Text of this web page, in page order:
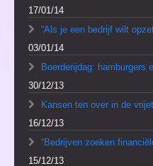
17/01/14
“Als je een bedrijf wilt
03/01/14
Boerderijdag: hamburgers
30/12/13
Kansen ten over in de
16/12/13
“Bedrijven zoeken
15/12/13